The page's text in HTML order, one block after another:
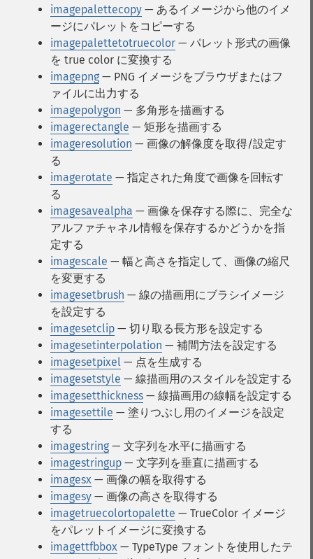
imagepalettecopy — あるイメージから他のイメ
ージにパレットをコピーする
imagepalettetotruecolor — パレット形式の画像
を true color に変換する
imagepng — PNG イメージをブラウザまたはフ
ァイルに出力する
imagepolygon — 多角形を描画する
imagerectangle — 矩形を描画する
imageresolution — 画像の解像度を取得/設定す
る
imagerotate — 指定された角度で画像を回転す
る
imagesavealpha — 画像を保存する際に、完全な
アルファチャネル情報を保存するかどうかを指
定する
imagescale — 幅と高さを指定して、画像の縮尺
を変更する
imagesetbrush — 線の描画用にブラシイメージ
を設定する
imagesetclip — 切り取る長方形を設定する
imagesetinterpolation — 補間方法を設定する
imagesetpixel — 点を生成する
imagesetstyle — 線描画用のスタイルを設定する
imagesetthickness — 線描画用の線幅を設定する
imagesettile — 塗りつぶし用のイメージを設定
する
imagestring — 文字列を水平に描画する
imagestringup — 文字列を垂直に描画する
imagesx — 画像の幅を取得する
imagesy — 画像の高さを取得する
imagetruecolortopalette — TrueColor イメージ
をパレットイメージに変換する
imagettfbbox — TypeType フォントを使用したテ